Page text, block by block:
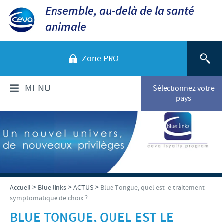
Ensemble, au-delà de la santé
animale
Zone PRO
Sélectionnez votre
pays
MENU
QUI SOMMES-NOUS?
Aperçu de la société
Ceva Santé Animale Tunisie
PRODUITS
Volailles
Ovins - Caprins
ACTUALITÉS ET MÉDIA
Ceva News
RESPONSABILITÉS
Accueil > Blue links>ACTUS> Blue Tongue, quel est le traitement
symptomatique de choix ?
BLUE TONGUE, QUEL EST LE